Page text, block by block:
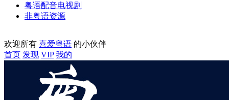
粤语配音电视剧
非粤语资源
欢迎所有 喜爱粤语 的小伙伴
首页 发现 VIP 我的